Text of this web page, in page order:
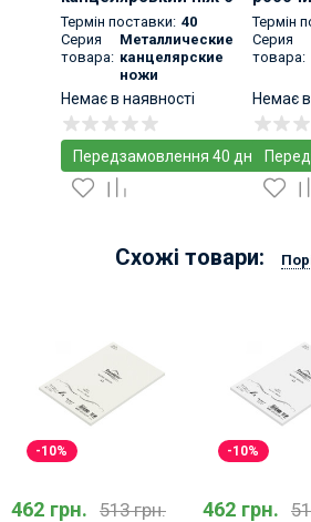
в 1
Термін поставки: 40
Серия
товара:
Металлические
канцелярские
ножи
Немає в наявності
Передзамовлення 40 днів
Термін
Серия
товара:
Немає
Схожі товари:
-10%
462 грн. 513 грн.
-10%
462 грн.